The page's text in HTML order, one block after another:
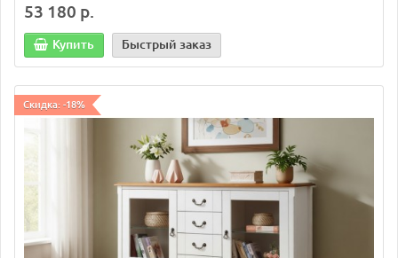
53 180 р.
Купить Быстрый заказ
Скидка: -18%